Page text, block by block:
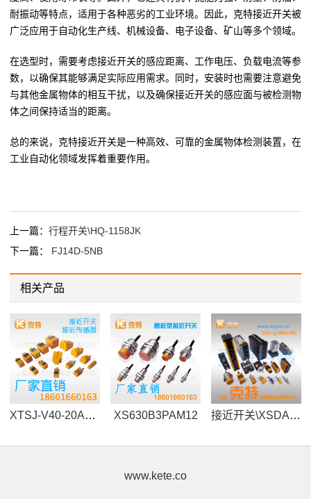
耐振动等特点，适用于各种恶劣的工业环境。因此，克特接近开关被
广泛应用于自动化生产线、机械设备、电子设备、矿山等多个领域。
在选型时，需要考虑接近开关的感应距离、工作电压、负载电流等参
数，以确保其能够满足实际应用需求。同时，安装时也需要注意避免
与其他金属物体的相互干扰，以及确保接近开关的感应面与被检测物
体之间保持适当的距离。
总的来说，克特接近开关是一种高效、可靠的金属物体检测装置，在
工业自动化领域发挥着重要作用。
上一篇： 行程开关\HQ-1158JK
下一篇： FJ14D-5NB
相关产品
XTSJ-V40-20A1KA-36 XS630B3PAM12 接近开关\XSDA400519\IP67
www.kete.co